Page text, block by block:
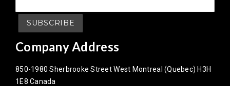
Company Address
850-1980 Sherbrooke Street West Montreal (Quebec) H3H
1E8 Canada